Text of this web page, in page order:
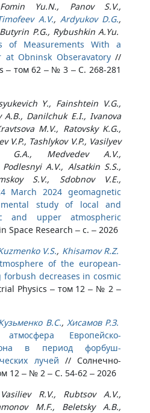
Yu.N., Panov S.V.,
A.V., Ardyukov D.G.,
P.G., Rybushkin A.Yu.
of Measurements With a
at Obninsk Obseravatory//
– том 62 – № 3 – С. 268-281
Y., Fainshtein V.G.,
A.B., Danilchuk E.I., Ivanova
M.V., Ratovsky K.G.,
V.P., Tashlykov V.P., Vasilyev
G.A., Medvedev A.V.,
A.V., Alsatkin S.S.,
S.V., Sdobnov V.E.,
March 2024 geomagnetic
study of local and
and upper atmospheric
Space Research – с. – 2026
V.S., Khisamov R.Z.
of the european-
decreases in cosmic
Physics – том 12 – № 2 –
В.С., Хисамов Р.З.
атмосфера Европейско-
в период форбуш-
лучей // Солнечно-
12 – № 2 – С. 54-62 – 2026
R.V., Rubtsov A.V.,
M.F., Beletsky A.B.,